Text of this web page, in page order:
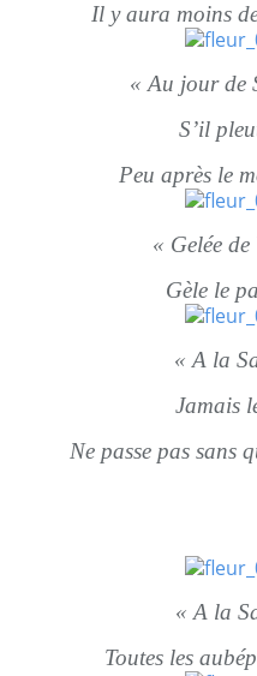
Il y aura moins
« Au jour de
S’il
Peu après le
« Gelée
Gèle le
« A la
Jamais
Ne passe pas sans
« A la
Toutes les